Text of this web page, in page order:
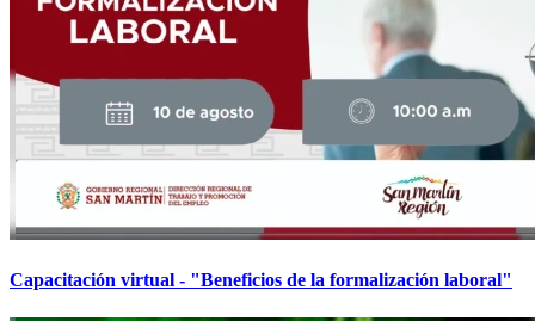
Capacitación virtual - "Beneficios de la formalización laboral"